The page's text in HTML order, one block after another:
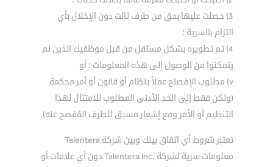
3) حصلت عليها بحق من طرف ثالث دون الإخلال بأي
التزام بالسرية ؛
4) تم تطويره بشكل مستقل من قبل موظفيك الذين لم
يتمكنوا من الوصول إلى هذه المعلومات ؛ أو
v) مطلوب الإفصاح عملاً بنظام أو قانون أو أمر محكمة
(ولكن فقط إلى الحد الأدنى المطلوب للامتثال لهذا
التنظيم أو الأمر ومع إشعار مسبق للطرف المُفصح عنه).
تعتبر شروط أي اتفاق بينك وبين شركة Talentera
معلومات سرية لشركة .Talentera Inc دون أي علامات أو